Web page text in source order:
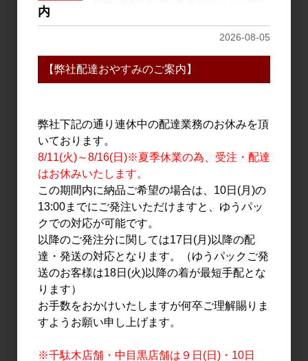
三笑楽 山田穂 山廃純米 直
汲み生原酒 1.8L
ちえびじん レモンティー
リキュール 720ml
日本酒
飛鸞 HIRAN × United
Arrows ～open the gate
fly free～ 720ml
日本酒
母活性酒 720ml
2,700円
内
2026-08-05
【弊社配達おやすみのご案内】
弊社下記の通り連休中の配達業務のお休みを頂
いております。
8/11(火)～8/16(日)※夏季休業の為、受注・配達
はお休みいたします。
この期間内に納品ご希望の場合は、10日(月)の
13:00までにご発注いただけますと、ゆうパッ
クでの対応が可能です。
以降のご発注分に関しては17日(月)以降の配
達・発送の対応となります。（ゆうパックご発
送のお客様は18日(火)以降の着が最短手配とな
ります）
お手数をおかけいたしますが何卒ご理解賜りま
すようお願い申し上げます。
※千駄木店舗・中目黒店舗は９日(日)・10日